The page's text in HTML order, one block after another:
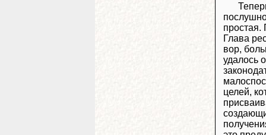
простая.
Глава
вор,
удалось
целей,